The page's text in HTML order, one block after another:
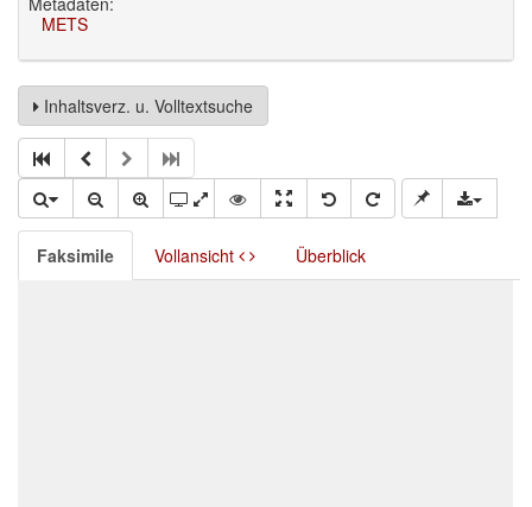
METS
Inhaltsverz. u. Volltextsuche
Faksimile Vollansicht Überblick